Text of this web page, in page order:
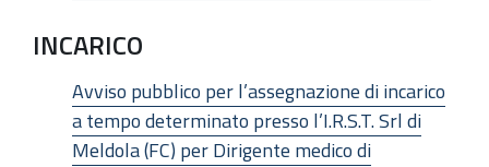
INCARICO
Avviso pubblico per l’assegnazione di incarico
a tempo determinato presso l’I.R.S.T. Srl di
Meldola (FC) per Dirigente medico di